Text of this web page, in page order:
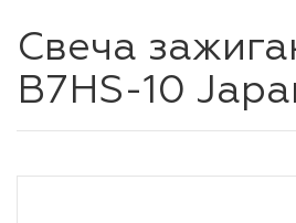
Свеча
B7HS-10